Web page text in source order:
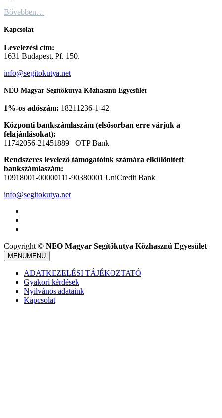
Bővebben…
Kapcsolat
Levelezési cím:
1631 Budapest, Pf. 150.
info@segitokutya.net
NEO Magyar Segítőkutya Közhasznú Egyesület
1%-os adószám: 18211236-1-42
Központi bankszámlaszám (elsősorban erre várjuk a
felajánlásokat):
11742056-21451889 OTP Bank
Rendszeres levelező támogatóink számára elkülönített
bankszámlaszám:
10918001-00000111-90380001 UniCredit Bank
info@segitokutya.net
Copyright © NEO Magyar Segítőkutya Közhasznú Egyesület
MENUMENU
ADATKEZELÉSI TÁJÉKOZTATÓ
Gyakori kérdések
Nyilvános adataink
Kapcsolat